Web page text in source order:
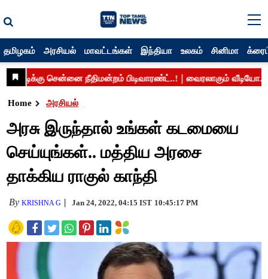
தமிழகம் அரசியல் மாவட்டங்கள் இந்தியா உலகம் சினிமா
Home அரசியல்
அரசு இருந்தால் உங்கள் கடமையை
செய்யுங்கள்.. மத்திய அரசை
தாக்கிய ராகுல் காந்தி
ByKRISHNA G Jan 24, 2022, 04:15 IST 10:45:17 PM